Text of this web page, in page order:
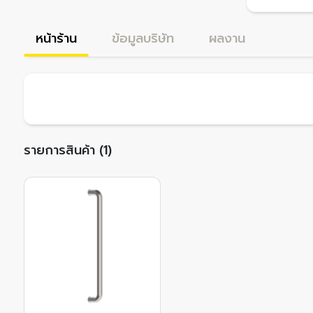
หน้าร้าน ข้อมูลบริษัท ผลงาน
รายการสินค้า (1)